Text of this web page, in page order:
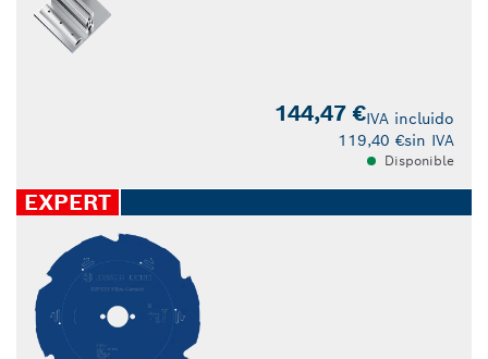
144,47 €IVA incluido
119,40 €sin IVA
Disponible
EXPERT